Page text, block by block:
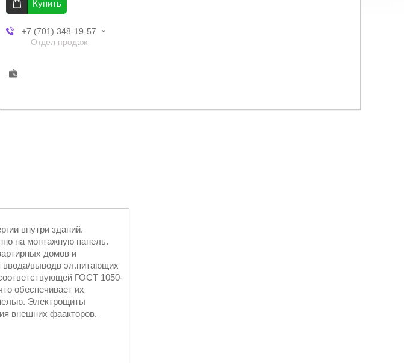
Купить
+7 (701) 348-19-57
Отдел продаж
внутри зданий.
на монтажную панель.
домов и
ввода/выводв эл.питающих
ГОСТ 1050-
обеспечивает их
Электрощиты
внешних фаакторов.